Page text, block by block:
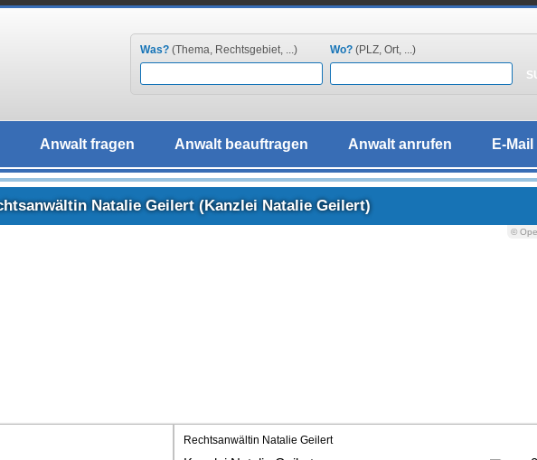
Was? (Thema, Rechtsgebiet, ...) Wo? (PLZ, Ort, ...)
Anwalt fragen Anwalt beauftragen Anwalt anrufen E-
Natalie Geilert (Kanzlei Natalie Geilert)
©
Rechtsanwältin Natalie Geilert